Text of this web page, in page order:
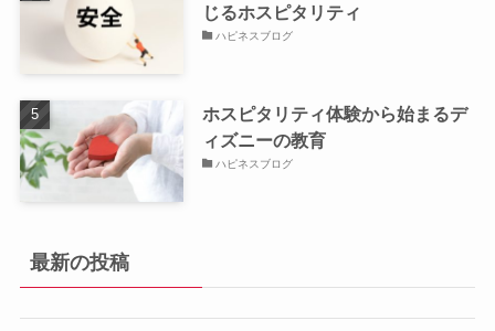
じるホスピタリティ
ハピネスブログ
ホスピタリティ体験から始まるデ
ィズニーの教育
ハピネスブログ
最新の投稿